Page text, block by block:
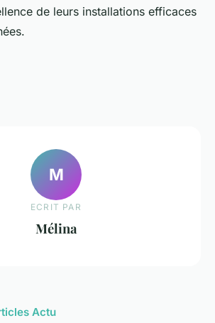
de leurs installations efficaces
M
ECRIT PAR
Mélina
Actu